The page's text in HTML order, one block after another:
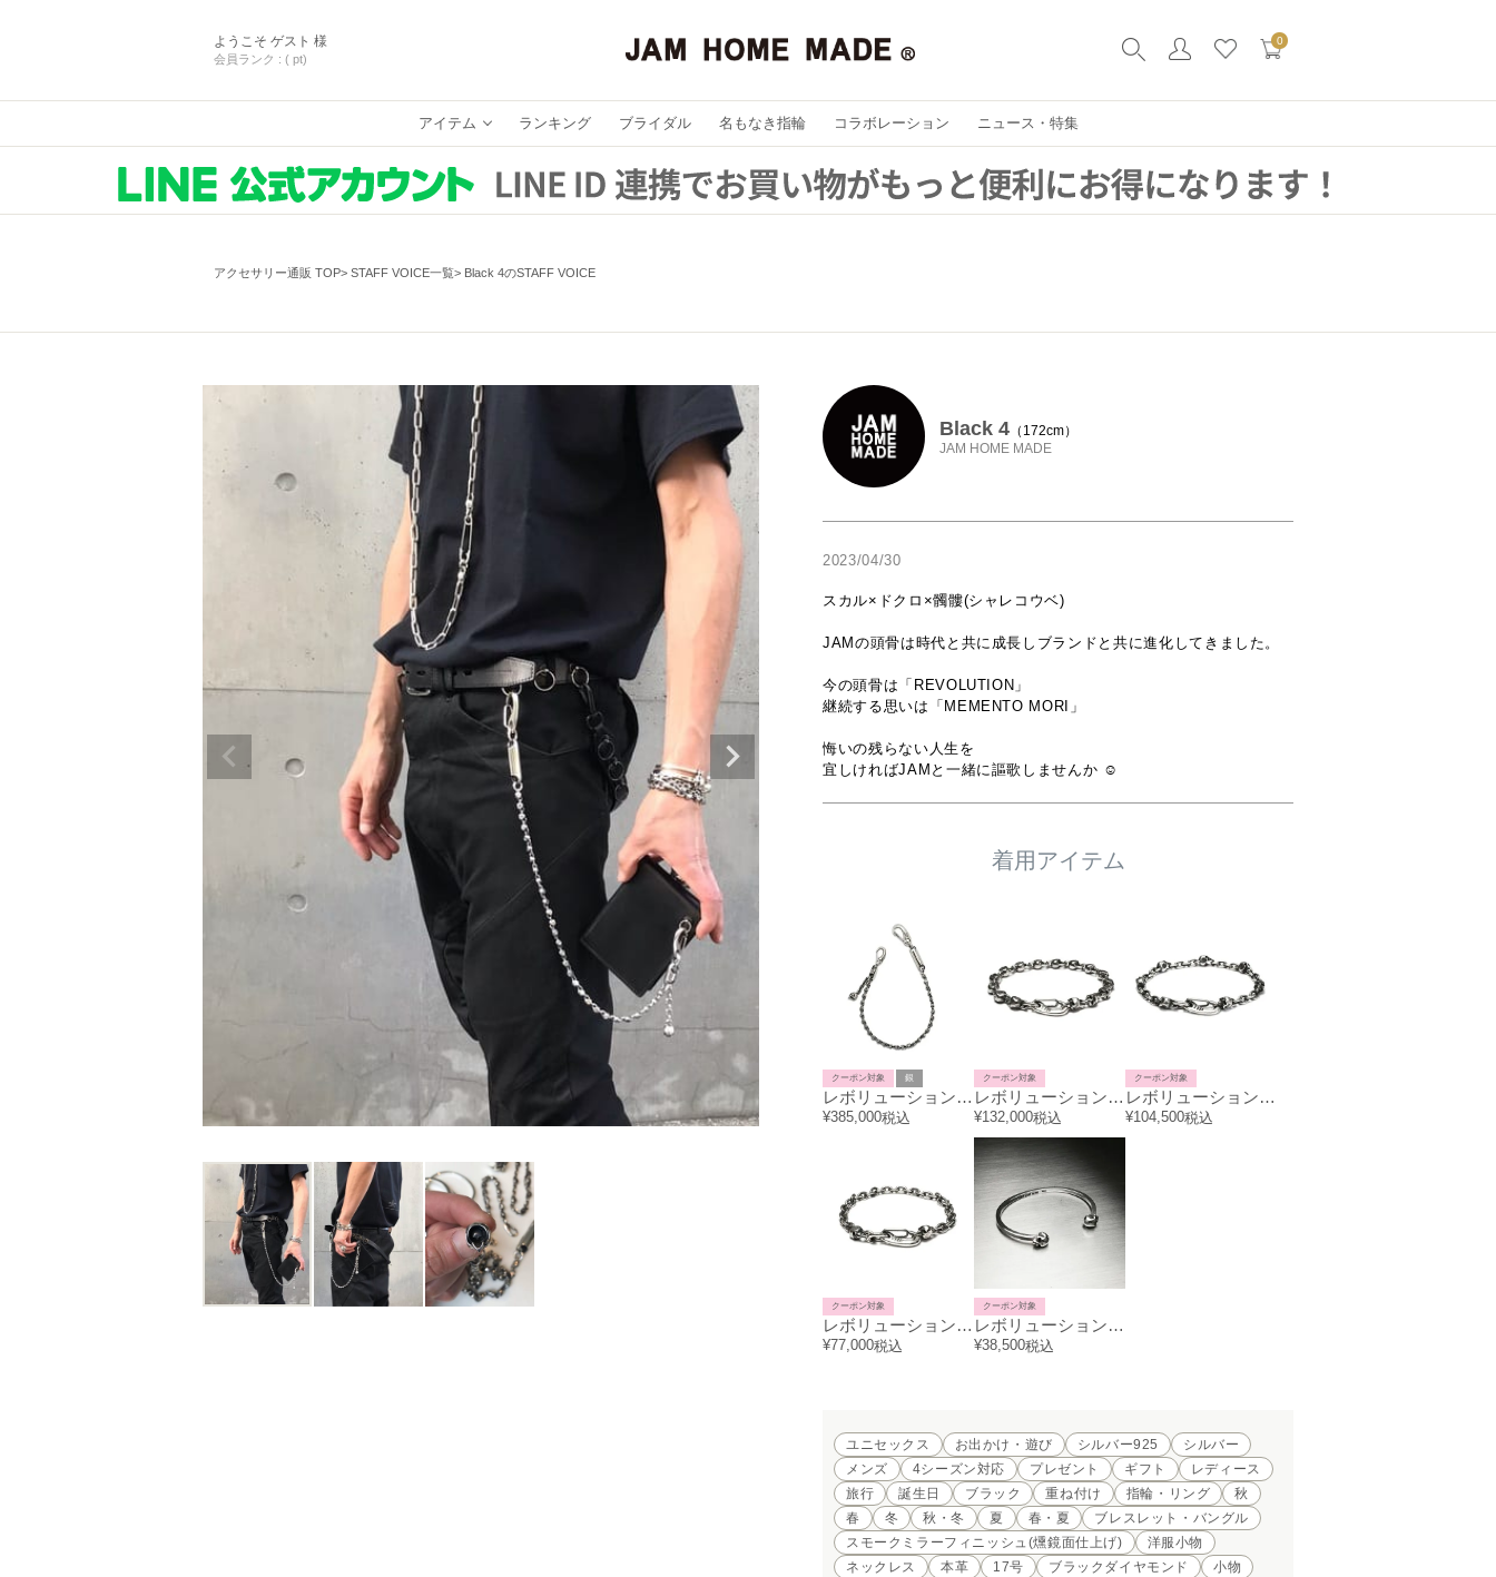
ようこそ ゲスト 様
会員ランク : ( pt)
0
アイテム ランキング ブライダル 名もなき指輪 コラボレーション ニュース・特集
アクセサリー通販 TOP STAFF VOICE一覧 Black 4のSTAFF VOICE
Black 4
JAM HOME MADE
172cm
2023/04/30
スカル×ドクロ×髑髏(シャレコウベ)
JAMの頭骨は時代と共に成長しブランドと共に進化してきました。
今の頭骨は「REVOLUTION」
継続する思いは「MEMENTO MORI」
悔いの残らない人生を
宜しければJAMと一緒に謳歌しませんか ☺︎
着用アイテム
レボリューションスカルウォレットチェーン-シルバー925
クーポン対象 銀
¥385,000税込
レボリューションスカルチェーンブレスレット-フルスカル
クーポン対象
¥132,000税込
レボリューションスカルチェーンブレスレット-コンビネーション
クーポン対象
¥104,500税込
レボリューションスカルチェーンブレスレット
クーポン対象
¥77,000税込
レボリューションスカルバングルS/ブレスレット
クーポン対象
¥38,500税込
ユニセックス お出かけ・遊び シルバー925
シルバー
メンズ
4シーズン対応 プレゼント ギフト
レディース
旅行
誕生日 ブラック 重ね付け 指輪・リング
秋
春
冬 秋・冬 夏 春・夏
ブレスレット・バングル
スモークミラーフィニッシュ(燻鏡面仕上げ)
洋服小物
ネックレス
本革 17号 ブラックダイヤモンド
小物